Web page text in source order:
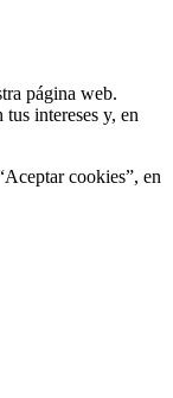
página web.
intereses y, en
cookies”, en